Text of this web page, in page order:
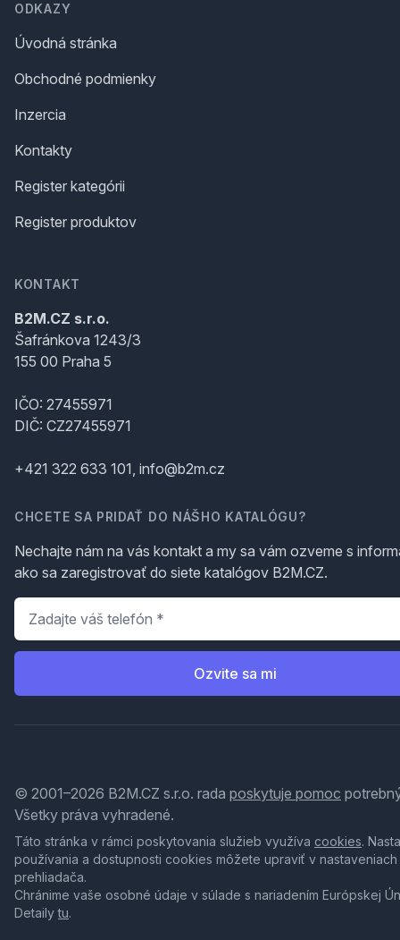
ODKAZY
Úvodná stránka
Obchodné podmienky
Inzercia
Kontakty
Register kategórii
Register produktov
KONTAKT
B2M.CZ s.r.o.
Šafránkova 1243/3
155 00 Praha 5
IČO: 27455971
DIČ: CZ27455971
+421 322 633 101, info@b2m.cz
CHCETE SA PRIDAŤ DO NÁŠHO KATALÓGU?
Nechajte nám na vás kontakt a my sa vám ozveme s
ako sa zaregistrovať do siete katalógov B2M.CZ.
Telefón
Ozvite sa mi
© 2001–2026 B2M.CZ s.r.o. rada poskytuje pomoc
Všetky práva vyhradené.
Táto stránka v rámci poskytovania služieb využíva cookies.
používania a dostupnosti cookies môžete upraviť v nastaveniach
prehliadača.
Chránime vaše osobné údaje v súlade s nariadením Európskej
Detailytu.